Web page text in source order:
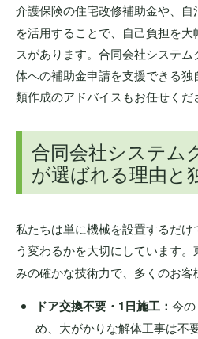
介護保険の住宅改修補助金や、自
を活用することで、自己負担を
スがあります。合同会社システ
体への補助金申請を支援できる
類作成のアドバイスもお任せくだ
合同会社システム
が選ばれる理由と
私たちは単に機械を設置するだ
う変わるかを大切にしています。
みの確かな技術力で、多くのお客
ドア交換不要・1日施工： 今
め、大がかりな解体工事は不